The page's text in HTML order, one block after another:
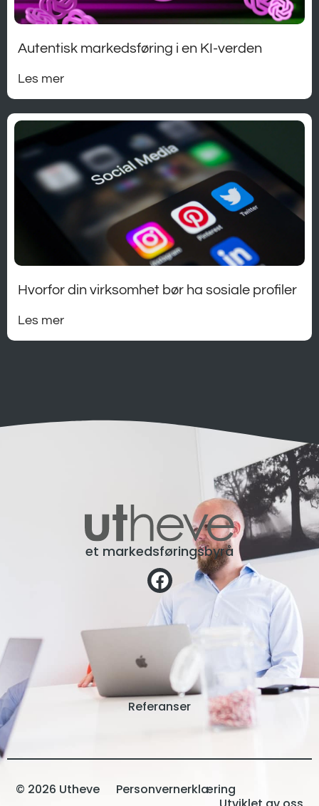
Autentisk markedsføring i en KI-verden
Les mer
Hvorfor din virksomhet bør ha sosiale profiler
Les mer
et markedsføringsbyrå
Referanser
© 2026 Utheve
Personvernerklæring